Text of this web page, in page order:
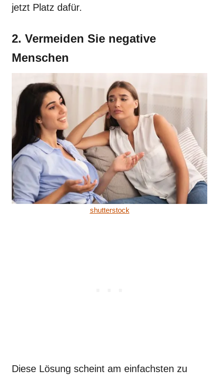
jetzt Platz dafür.
2. Vermeiden Sie negative
Menschen
shutterstock
Diese Lösung scheint am einfachsten zu